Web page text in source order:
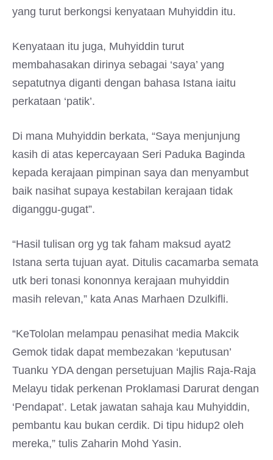
yang turut berkongsi kenyataan Muhyiddin itu.
Kenyataan itu juga, Muhyiddin turut
membahasakan dirinya sebagai ‘saya’ yang
sepatutnya diganti dengan bahasa Istana iaitu
perkataan ‘patik’.
Di mana Muhyiddin berkata, “Saya menjunjung
kasih di atas kepercayaan Seri Paduka Baginda
kepada kerajaan pimpinan saya dan menyambut
baik nasihat supaya kestabilan kerajaan tidak
diganggu-gugat”.
“Hasil tulisan org yg tak faham maksud ayat2
Istana serta tujuan ayat. Ditulis cacamarba semata
utk beri tonasi kononnya kerajaan muhyiddin
masih relevan,” kata Anas Marhaen Dzulkifli.
“KeTololan melampau penasihat media Makcik
Gemok tidak dapat membezakan ‘keputusan’
Tuanku YDA dengan persetujuan Majlis Raja-Raja
Melayu tidak perkenan Proklamasi Darurat dengan
‘Pendapat’. Letak jawatan sahaja kau Muhyiddin,
pembantu kau bukan cerdik. Di tipu hidup2 oleh
mereka,” tulis Zaharin Mohd Yasin.